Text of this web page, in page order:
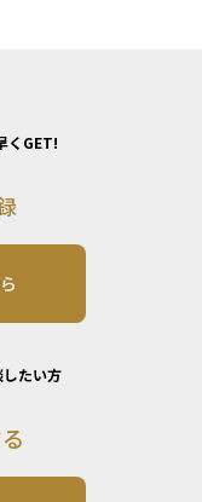
くGET!
たい方